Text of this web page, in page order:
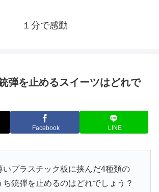
１分で感動
弾を止めるスイーツはどれで
Facebook LINE
いプラスチック板に挟んだ4種類の
ち銃弾を止めるのはどれでしょう？